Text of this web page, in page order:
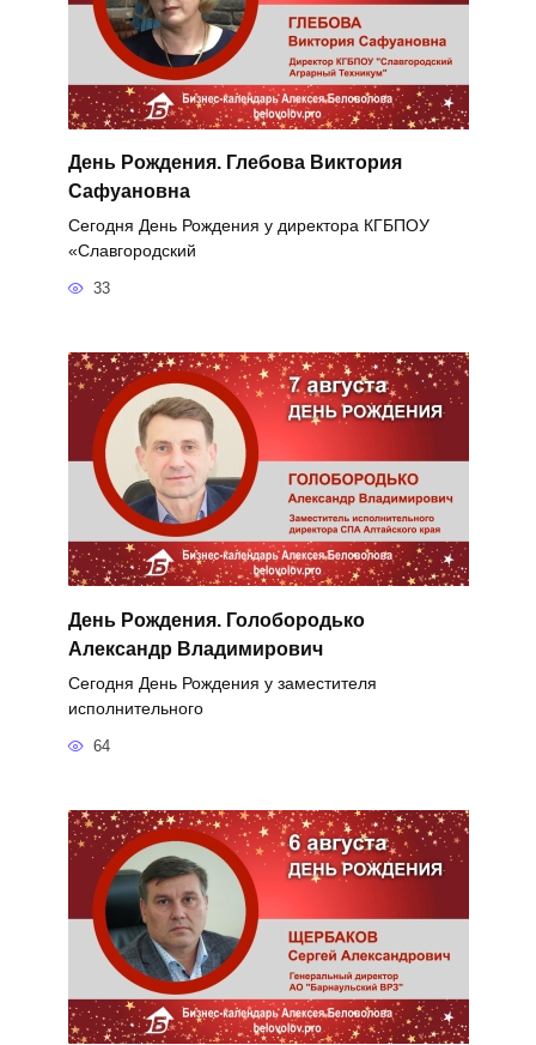
День Рождения. Глебова Виктория
Сафуановна
Сегодня День Рождения у директора КГБПОУ
«Славгородский
33
День Рождения. Голобородько
Александр Владимирович
Сегодня День Рождения у заместителя
исполнительного
64